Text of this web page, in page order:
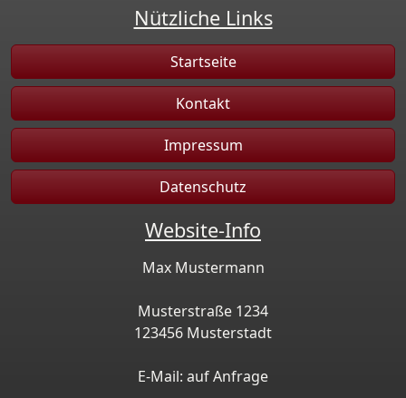
Nützliche Links
Startseite
Kontakt
Impressum
Datenschutz
Website-Info
Max Mustermann
Musterstraße 1234
123456 Musterstadt
E-Mail: auf Anfrage